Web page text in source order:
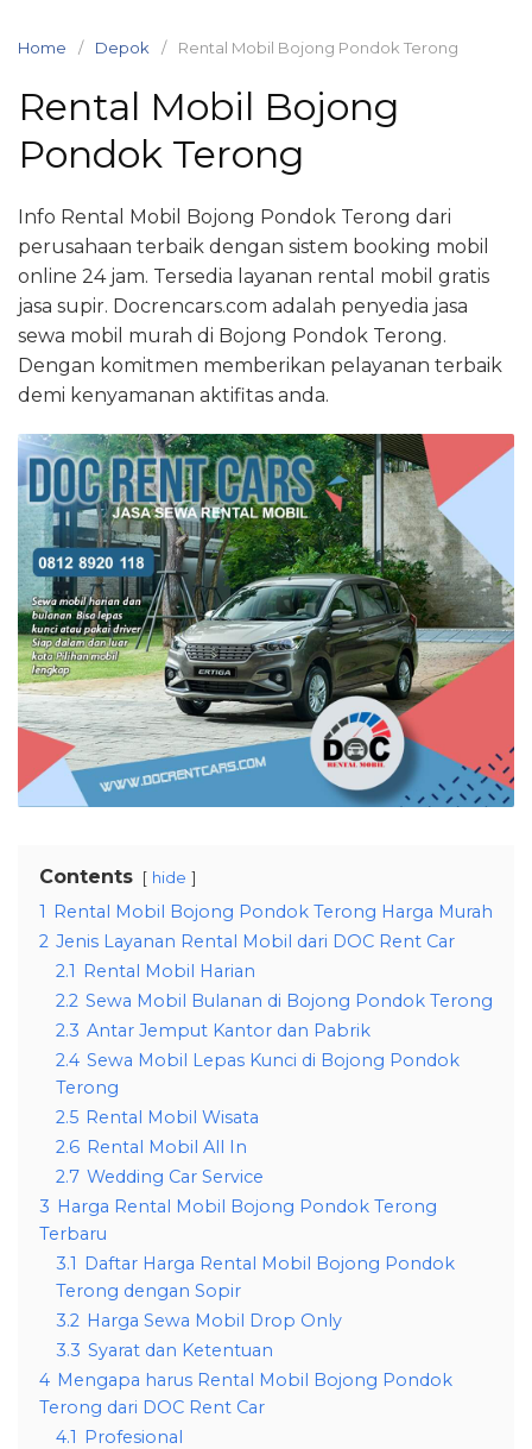
Home Depok Rental Mobil Bojong Pondok Terong
Rental Mobil Bojong
Pondok Terong
Info Rental Mobil Bojong Pondok Terong dari
perusahaan terbaik dengan sistem booking mobil
online 24 jam. Tersedia layanan rental mobil gratis
jasa supir. Docrencars.com adalah penyedia jasa
sewa mobil murah di Bojong Pondok Terong.
Dengan komitmen memberikan pelayanan terbaik
demi kenyamanan aktifitas anda.
Contents hide
1 Rental Mobil Bojong Pondok Terong Harga Murah
2 Jenis Layanan Rental Mobil dari DOC Rent Car
2.1 Rental Mobil Harian
2.2 Sewa Mobil Bulanan di Bojong Pondok Terong
2.3 Antar Jemput Kantor dan Pabrik
2.4 Sewa Mobil Lepas Kunci di Bojong Pondok
Terong
2.5 Rental Mobil Wisata
2.6 Rental Mobil All In
2.7 Wedding Car Service
3 Harga Rental Mobil Bojong Pondok Terong
Terbaru
3.1 Daftar Harga Rental Mobil Bojong Pondok
Terong dengan Sopir
3.2 Harga Sewa Mobil Drop Only
3.3 Syarat dan Ketentuan
4 Mengapa harus Rental Mobil Bojong Pondok
Terong dari DOC Rent Car
4.1 Profesional